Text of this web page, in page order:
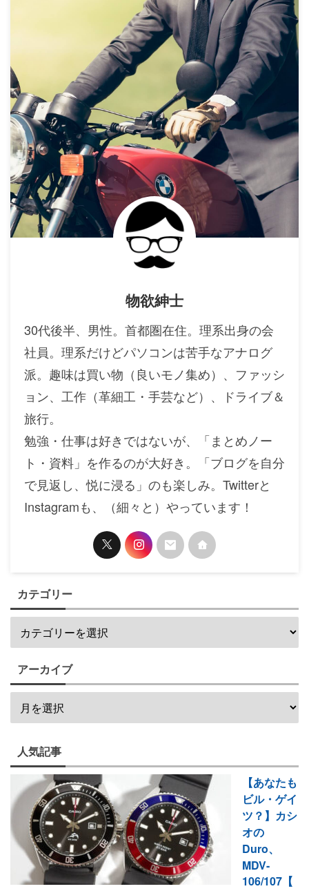
物欲紳士
30代後半、男性。首都圏在住。理系出身の会
社員。理系だけどパソコンは苦手なアナログ
派。趣味は買い物（良いモノ集め）、ファッシ
ョン、工作（革細工・手芸など）、ドライブ＆
旅行。
勉強・仕事は好きではないが、「まとめノー
ト・資料」を作るのが大好き。「ブログを自分
で見返し、悦に浸る」のも楽しみ。Twitterと
Instagramも、（細々と）やっています！
カテゴリー
アーカイブ
人気記事
【あなたも
ビル・ゲイ
ツ？】カシ
オの
Duro、
MDV-
106/107【